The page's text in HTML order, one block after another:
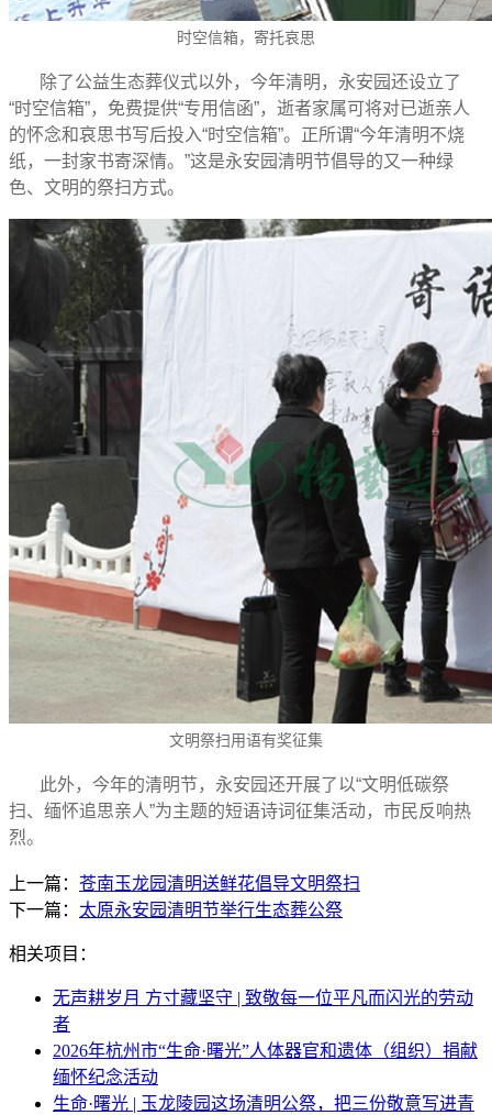
时空信箱，寄托哀思
除了公益生态葬仪式以外，今年清明，永安园还设立了
“时空信箱”，免费提供“专用信函”，逝者家属可将对已逝亲人
的怀念和哀思书写后投入“时空信箱”。正所谓“今年清明不烧
纸，一封家书寄深情。”这是永安园清明节倡导的又一种绿
色、文明的祭扫方式。
文明祭扫用语有奖征集
此外，今年的清明节，永安园还开展了以“文明低碳祭
扫、缅怀追思亲人”为主题的短语诗词征集活动，市民反响热
烈。
上一篇： 苍南玉龙园清明送鲜花倡导文明祭扫
下一篇： 太原永安园清明节举行生态葬公祭
相关项目：
无声耕岁月 方寸藏坚守 | 致敬每一位平凡而闪光的劳动
者
2026年杭州市“生命·曙光”人体器官和遗体（组织）捐献
缅怀纪念活动
生命·曙光 | 玉龙陵园这场清明公祭，把三份敬意写进青